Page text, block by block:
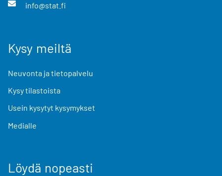
info@stat.fi
Kysy meiltä
Neuvonta ja tietopalvelu
Kysy tilastoista
Usein kysytyt kysymykset
Medialle
Löydä nopeasti